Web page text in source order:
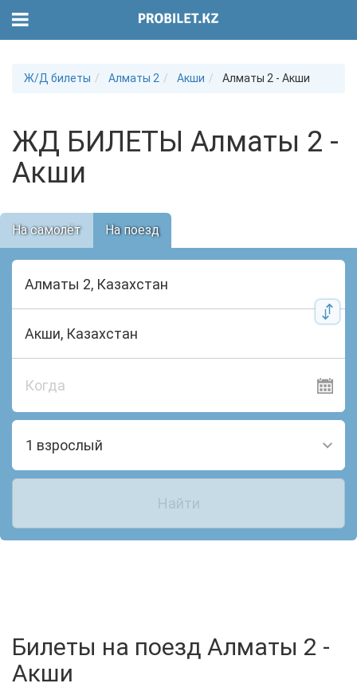
Ж/Д билеты Алматы 2 Акши Алматы 2 - Акши
ЖД БИЛЕТЫ Алматы 2 -
Акши
На самолёт На поезд
Когда
1 взрослый
Найти
Билеты на поезд Алматы 2 -
Акши